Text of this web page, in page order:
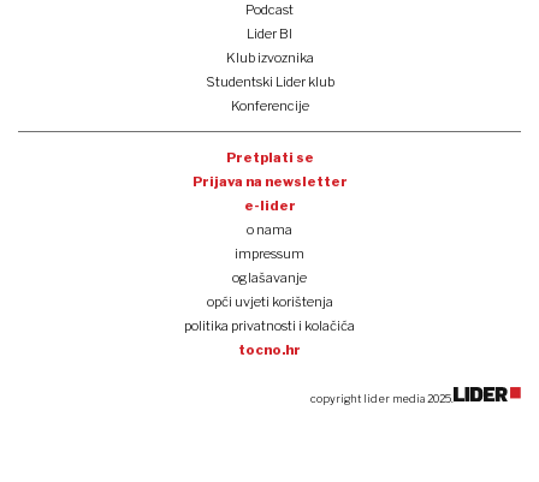
Podcast
Lider BI
Klub izvoznika
Studentski Lider klub
Konferencije
Pretplati se
Prijava na newsletter
e-lider
o nama
impressum
oglašavanje
opći uvjeti korištenja
politika privatnosti i kolačića
tocno.hr
copyright lider media 2025.